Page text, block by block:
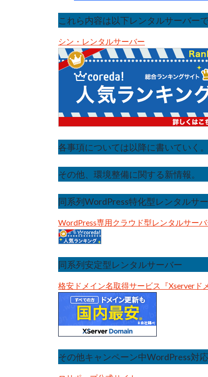
これら内容は以下レンタルサーバー
シン・レンタルサーバー
各事項については以降に書いていく。
その他、環境整備に関する新情報。
同系列WordPress特化型レンタルサ
WordPress専用クラウド型レンタルサーバ
同系列安定型レンタルサーバー
格安ドメイン名取得サービス『Xserverド
その他キャンペーン中WordPress対